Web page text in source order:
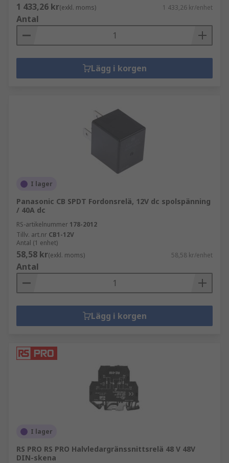
1 433,26 kr(exkl. moms) 1 433,26 kr/enhet
Antal
Lägg i korgen
I lager
Panasonic CB SPDT Fordonsrelä, 12V dc spolspänning
/ 40A dc
RS-artikelnummer 178-2012
Tillv. art.nr CB1-12V
Antal (1 enhet)
58,58 kr(exkl. moms) 58,58 kr/enhet
Antal
Lägg i korgen
I lager
RS PRO RS PRO Halvledargränssnittsrelä 48 V 48V
DIN-skena